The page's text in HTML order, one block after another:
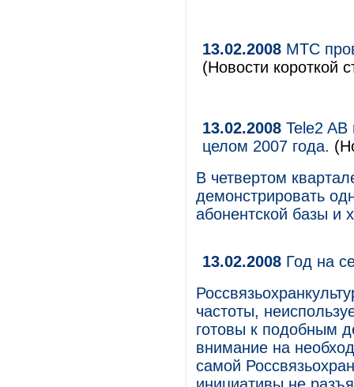
13.02.2008 МТС
(Новости короткой
13.02.2008 Tele2 AB
целом 2007 года.
В четвертом
демонстрировать
абонентской базы и
13.02.2008 Год на
частоты,
готовы к подобным
внимание на
самой